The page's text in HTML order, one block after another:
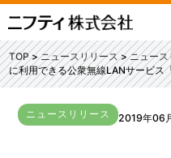
TOP ニュースリリース ニュー
に利用できる公衆無線LANサービス
ニュースリリース 2019年06